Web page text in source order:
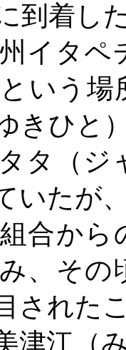
到着し
イタペ
いう
きひと
タ（ジ
いたが
合か
、そ
された
津江（